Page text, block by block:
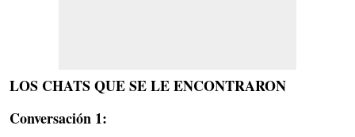
LOS CHATS QUE SE LE ENCONTRARON
Conversación 1: